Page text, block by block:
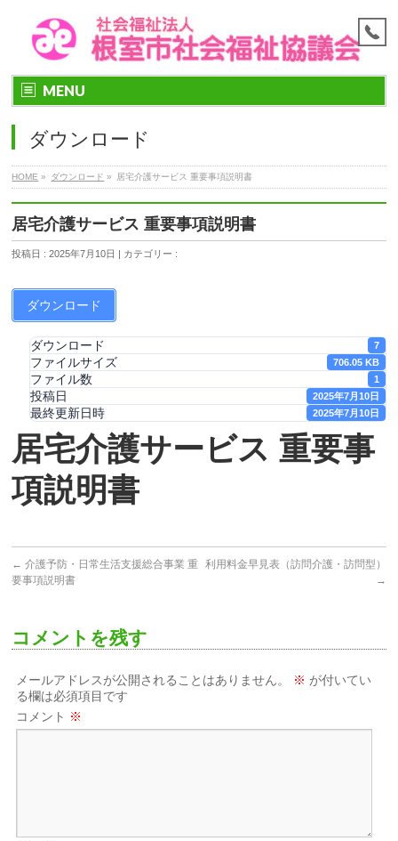
MENU
ダウンロード
HOME » ダウンロード » 居宅介護サービス 重要事項説明書
居宅介護サービス 重要事項説明書
投稿日 : 2025年7月10日 | カテゴリー :
ダウンロード
ダウンロード 7
ファイルサイズ 706.05 KB
ファイル数 1
投稿日 2025年7月10日
最終更新日時 2025年7月10日
居宅介護サービス 重要事
項説明書
← 介護予防・日常生活支援総合事業 重
要事項説明書
利用料金早見表（訪問介護・訪問型）
→
コメントを残す
メールアドレスが公開されることはありません。 ※ が付いてい
る欄は必須項目です
コメント ※